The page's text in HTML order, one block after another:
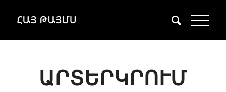
ԱՐՏԵՐԿՐՈՒՄ